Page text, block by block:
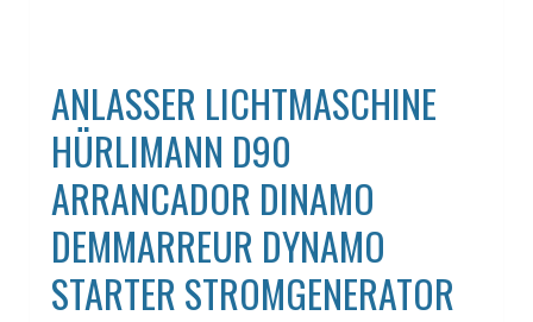
ANLASSER LICHTMASCHINE
HÜRLIMANN D90
ARRANCADOR DINAMO
DEMMARREUR DYNAMO
STARTER STROMGENERATOR